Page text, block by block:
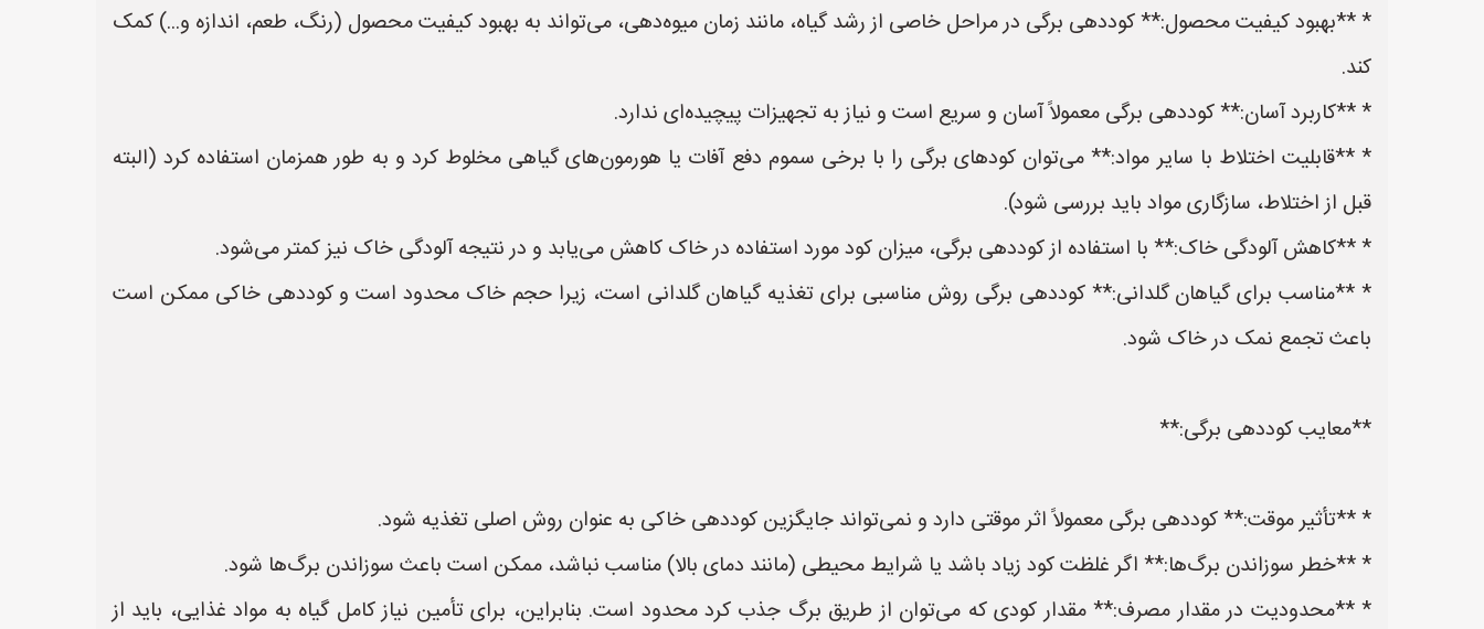
* **بهبود کیفیت محصول:** کوددهی برگی در مراحل خاصی از رشد گیاه، مانند زمان میوه‌دهی، می‌تواند به بهبود کیفیت محصول (رنگ، طعم، اندازه و...) کمک
کند.
* **کاربرد آسان:** کوددهی برگی معمولاً آسان و سریع است و نیاز به تجهیزات پیچیده‌ای ندارد.
* **قابلیت اختلاط با سایر مواد:** می‌توان کودهای برگی را با برخی سموم دفع آفات یا هورمون‌های گیاهی مخلوط کرد و به طور همزمان استفاده کرد (البته
قبل از اختلاط، سازگاری مواد باید بررسی شود).
* **کاهش آلودگی خاک:** با استفاده از کوددهی برگی، میزان کود مورد استفاده در خاک کاهش می‌یابد و در نتیجه آلودگی خاک نیز کمتر می‌شود.
* **مناسب برای گیاهان گلدانی:** کوددهی برگی روش مناسبی برای تغذیه گیاهان گلدانی است، زیرا حجم خاک محدود است و کوددهی خاکی ممکن است
باعث تجمع نمک در خاک شود.
**معایب کوددهی برگی:**
* **تأثیر موقت:** کوددهی برگی معمولاً اثر موقتی دارد و نمی‌تواند جایگزین کوددهی خاکی به عنوان روش اصلی تغذیه شود.
* **خطر سوزاندن برگ‌ها:** اگر غلظت کود زیاد باشد یا شرایط محیطی (مانند دمای بالا) مناسب نباشد، ممکن است باعث سوزاندن برگ‌ها شود.
* **محدودیت در مقدار مصرف:** مقدار کودی که می‌توان از طریق برگ جذب کرد محدود است. بنابراین، برای تأمین نیاز کامل گیاه به مواد غذایی، باید از